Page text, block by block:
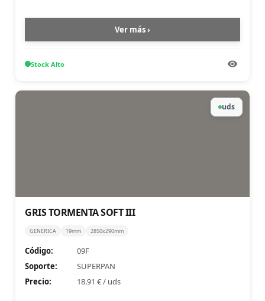
Ver más ›
StockAlto
GRIS TORMENTA SOFT III
GENERICA 19mm 2850x290mm
Código:
09F
Soporte:
SUPERPAN
Precio:
18.91 €/ uds
uds